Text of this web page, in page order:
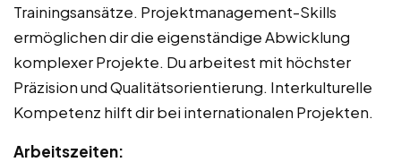
Trainingsansätze. Projektmanagement-Skills
ermöglichen dir die eigenständige Abwicklung
komplexer Projekte. Du arbeitest mit höchster
Präzision und Qualitätsorientierung. Interkulturelle
Kompetenz hilft dir bei internationalen Projekten.
Arbeitszeiten: